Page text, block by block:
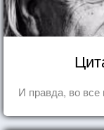
И правда, во